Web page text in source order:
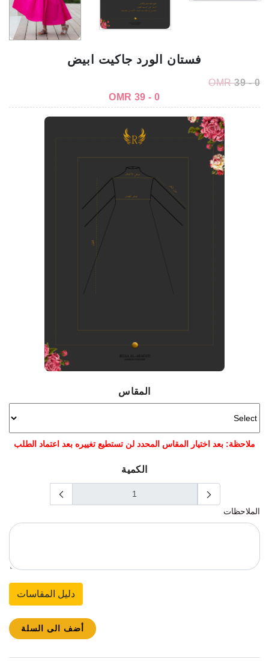
فستان الورد جاكيت ابيض
0 - 39
OMR
0 - 39 OMR
المقاس
ملاحظة: بعد اختيار المقاس المحدد لن تستطيع تغييره بعد اعتماد الطلب
الكمية
الملاحظات
دليل المقاسات
أضف الى السلة